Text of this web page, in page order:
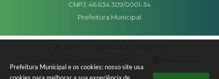
Prefeitura Municipal e os cookies: nosso site usa
CNPJ: 46.634.309/0001-34
Prefeitura Municipal